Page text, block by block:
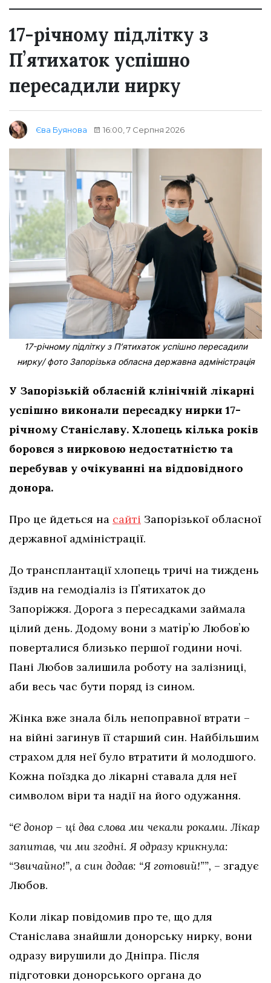
17-річному підлітку з
Пʼятихаток успішно
пересадили нирку
Єва Буянова 16:00, 7 Серпня 2026
17-річному підлітку з Пʼятихаток успішно пересадили
нирку/ фото Запорізька обласна державна адміністрація
У Запорізькій обласній клінічній лікарні
успішно виконали пересадку нирки 17-
річному Станіславу. Хлопець кілька років
боровся з нирковою недостатністю та
перебував у очікуванні на відповідного
донора.
Про це йдеться на сайті Запорізької обласної
державної адміністрації.
До трансплантації хлопець тричі на тиждень
їздив на гемодіаліз із Пʼятихаток до
Запоріжжя. Дорога з пересадками займала
цілий день. Додому вони з матірʼю Любовʼю
поверталися близько першої години ночі.
Пані Любов залишила роботу на залізниці,
аби весь час бути поряд із сином.
Жінка вже знала біль непоправної втрати –
на війні загинув її старший син. Найбільшим
страхом для неї було втратити й молодшого.
Кожна поїздка до лікарні ставала для неї
символом віри та надії на його одужання.
“Є донор – ці два слова ми чекали роками. Лікар
запитав, чи ми згодні. Я одразу крикнула:
“Звичайно!”, а син додав: “Я готовий!””, – згадує
Любов.
Коли лікар повідомив про те, що для
Станіслава знайшли донорську нирку, вони
одразу вирушили до Дніпра. Після
підготовки донорського органа до